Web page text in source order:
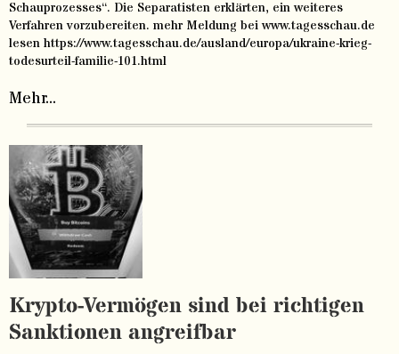
Schauprozesses“. Die Separatisten erklärten, ein weiteres
Verfahren vorzubereiten. mehr Meldung bei www.tagesschau.de
lesen https://www.tagesschau.de/ausland/europa/ukraine-krieg-
todesurteil-familie-101.html
Mehr...
Krypto-Vermögen sind bei richtigen
Sanktionen angreifbar